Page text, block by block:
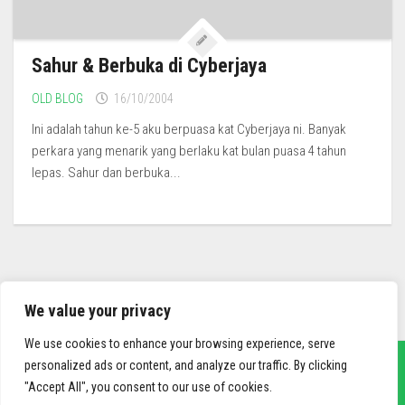
We value your privacy
We use cookies to enhance your browsing experience, serve
personalized ads or content, and analyze our traffic. By clicking
"Accept All", you consent to our use of cookies.
Sahur & Berbuka di Cyberjaya
OLD BLOG 16/10/2004
Ini adalah tahun ke-5 aku berpuasa kat Cyberjaya ni. Banyak
perkara yang menarik yang berlaku kat bulan puasa 4 tahun
lepas. Sahur dan berbuka...
sief3r.com